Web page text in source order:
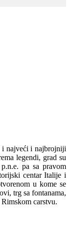
najveći i najbrojniji
legendi, grad su
pa sa pravom
centar Italije i
u kome se
trg sa fontanama,
carstvu.